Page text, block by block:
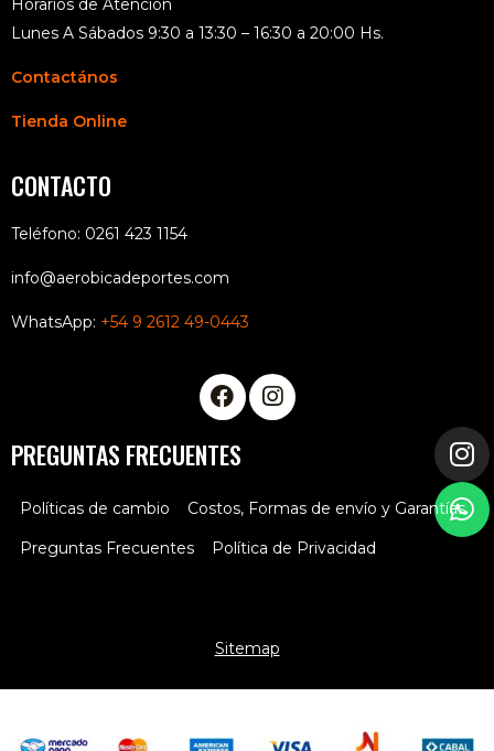
Horarios de Atención
Lunes A Sábados 9:30 a 13:30 – 16:30 a 20:00 Hs.
Contactános
Tienda Online
CONTACTO
Teléfono: 0261 423 1154
info@aerobicadeportes.com
WhatsApp: +54 9 2612 49-0443
PREGUNTAS FRECUENTES
Políticas de cambio
Costos, Formas de envío y Garantías
Preguntas Frecuentes
Política de Privacidad
Sitemap